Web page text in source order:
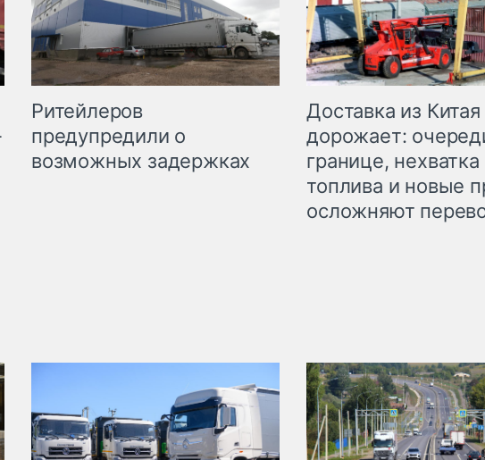
Ритейлеров
предупредили о
возможных задержках
Доставка из
дорожает:
границе, нехватка
топлива и новые
осложняют